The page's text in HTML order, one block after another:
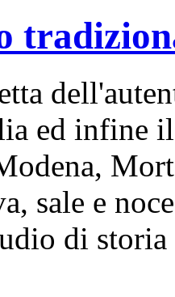
ed infine
sale e
di storia